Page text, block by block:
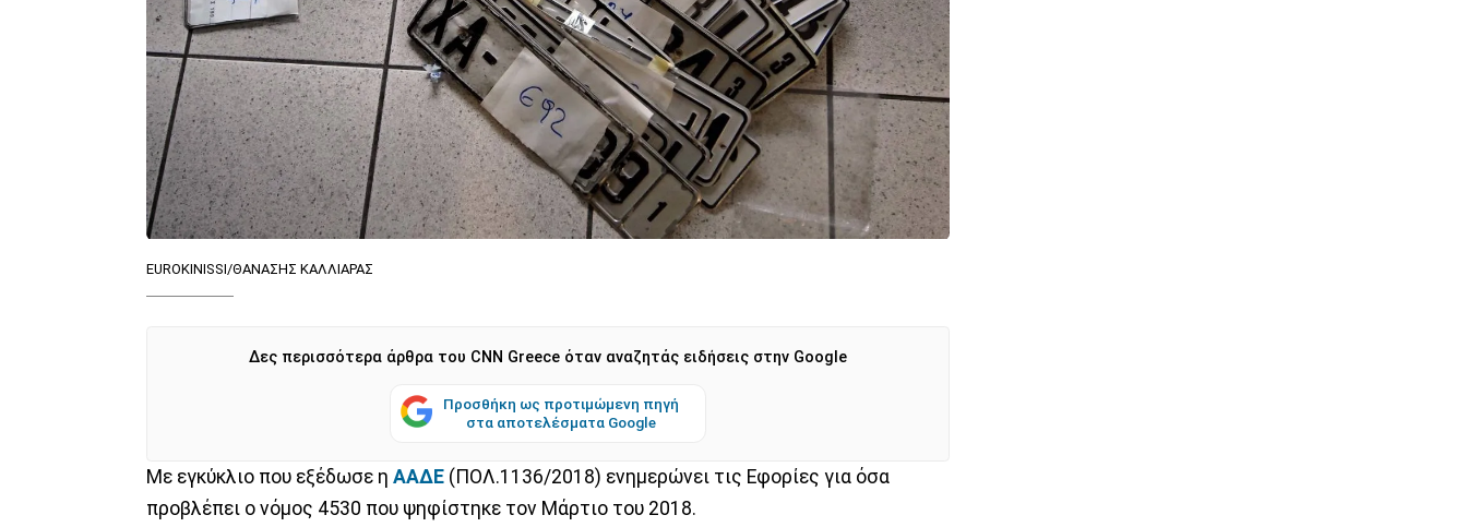
EUROKINISSI/ΘΑΝΑΣΗΣ ΚΑΛΛΙΑΡΑΣ
Δες περισσότερα άρθρα του CNN Greece όταν αναζητάς ειδήσεις στην Google
Προσθήκη ως προτιμώμενη πηγή
στα αποτελέσματα Google
Με εγκύκλιο που εξέδωσε η ΑΑΔΕ (ΠΟΛ.1136/2018) ενημερώνει τις Εφορίες για όσα
προβλέπει ο νόμος 4530 που ψηφίστηκε τον Μάρτιο του 2018.